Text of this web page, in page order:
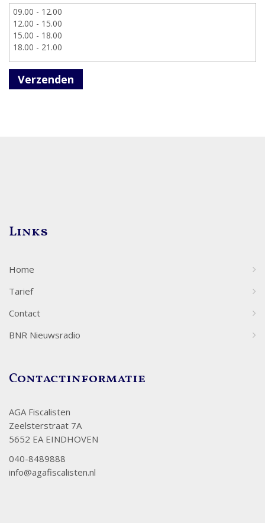
Verzenden
Links
Home
Tarief
Contact
BNR Nieuwsradio
Contactinformatie
AGA Fiscalisten
Zeelsterstraat 7A
5652 EA EINDHOVEN
040-8489888
info@agafiscalisten.nl